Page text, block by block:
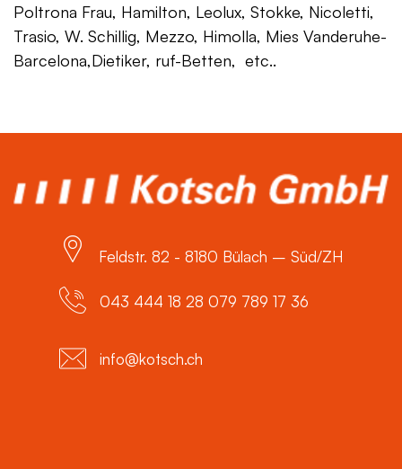
Poltrona Frau, Hamilton, Leolux, Stokke, Nicoletti,
Trasio, W. Schillig, Mezzo, Himolla, Mies Vanderuhe-
Barcelona,Dietiker, ruf-Betten, etc..
Feldstr. 82 - 8180 Bülach – Süd/ZH
043 444 18 28 079 789 17 36
info@kotsch.ch